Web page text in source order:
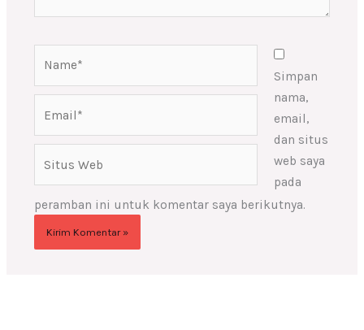
Simpan
nama,
email,
dan situs
web saya
pada
peramban ini untuk komentar saya berikutnya.